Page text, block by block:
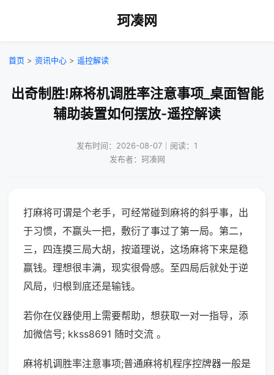
珂凑网
首页 > 资讯中心 > 遥控解读
出奇制胜!麻将机调胜率注意事项_桌面智能
辅助装置如何摆放-遥控解读
发布时间：2026-08-07｜阅读：1
发布者：珂凑网
打麻将可谓是个老手，可经常碰到麻将的斜乎事，出
于习惯，不赢头一把，敷衍了事过了第一局。第二，
三，四连摸三局大胡，按道理说，这场麻将下来是稳
赢钱。理想很丰满，现实很骨感。至四局后就处于逆
风局，归根到底还是输钱。
若你在仪器使用上需要帮助，想获取一对一指导，添
加微信号; kkss8691 随时交流 。
麻将机调胜率注意事项;普通麻将机程序控牌器一般是